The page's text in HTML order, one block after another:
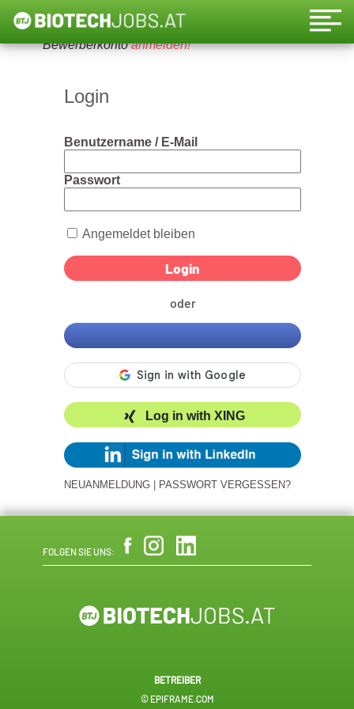
Um diese Funktion nutzen zu können, bitte ein
Bewerberkontoanmelden!
Login
Benutzername / E-Mail
Passwort
Angemeldet bleiben
oder
Log in with XING
NEUANMELDUNG PASSWORT VERGESSEN?
FOLGEN SIE UNS:
BETREIBER
© EPIFRAME.COM